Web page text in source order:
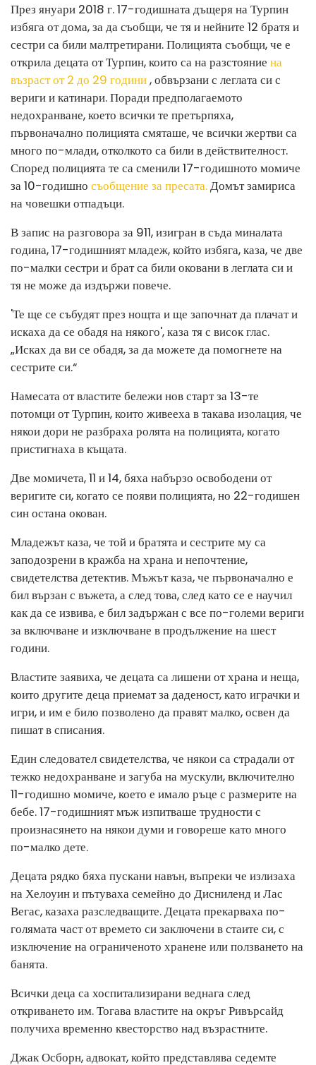
През януари 2018 г. 17-годишната дъщеря на Турпин
избяга от дома, за да съобщи, че тя и нейните 12 братя и
сестри са били малтретирани. Полицията съобщи, че е
открила децата от Турпин, които са на разстояние на
възраст от 2 до 29 години, обвързани с леглата си с
вериги и катинари. Поради предполагаемото
недохранване, което всички те претърпяха,
първоначално полицията смяташе, че всички жертви са
много по-млади, отколкото са били в действителност.
Според полицията те са сменили 17-годишното момиче
за 10-годишно съобщение за пресата.Домът замириса
на човешки отпадъци.
В запис на разговора за 911, изигран в съда миналата
година, 17-годишният младеж, който избяга, каза, че две
по-малки сестри и брат са били оковани в леглата си и
тя не може да издържи повече.
'Те ще се събудят през нощта и ще започнат да плачат и
искаха да се обадя на някого', каза тя с висок глас.
„Исках да ви се обадя, за да можете да помогнете на
сестрите си.“
Намесата от властите бележи нов старт за 13-те
потомци от Турпин, които живееха в такава изолация, че
някои дори не разбраха ролята на полицията, когато
пристигнаха в къщата.
Две момичета, 11 и 14, бяха набързо освободени от
веригите си, когато се появи полицията, но 22-годишен
син остана окован.
Младежът каза, че той и братята и сестрите му са
заподозрени в кражба на храна и непочтение,
свидетелства детектив. Мъжът каза, че първоначално е
бил вързан с въжета, а след това, след като се е научил
как да се извива, е бил задържан с все по-големи вериги
за включване и изключване в продължение на шест
години.
Властите заявиха, че децата са лишени от храна и неща,
които другите деца приемат за даденост, като играчки и
игри, и им е било позволено да правят малко, освен да
пишат в списания.
Един следовател свидетелства, че някои са страдали от
тежко недохранване и загуба на мускули, включително
11-годишно момиче, което е имало ръце с размерите на
бебе. 17-годишният мъж изпитваше трудности с
произнасянето на някои думи и говореше като много
по-малко дете.
Децата рядко бяха пускани навън, въпреки че излизаха
на Хелоуин и пътуваха семейно до Дисниленд и Лас
Вегас, казаха разследващите. Децата прекарваха по-
голямата част от времето си заключени в стаите си, с
изключение на ограниченото хранене или ползването на
банята.
Всички деца са хоспитализирани веднага след
откриването им. Тогава властите на окръг Ривърсайд
получиха временно квесторство над възрастните.
Джак Осборн, адвокат, който представлява седемте